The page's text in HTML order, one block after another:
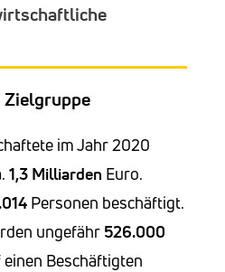
Zielgruppe
im Jahr 2020
1,3 Milliarden Euro.
Personen beschäftigt.
ungefähr 526.000
Beschäftigten